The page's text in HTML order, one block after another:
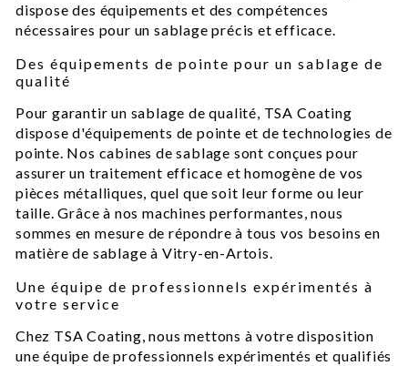
dispose des équipements et des compétences
nécessaires pour un sablage précis et efficace.
Des équipements de pointe pour un sablage de
qualité
Pour garantir un sablage de qualité, TSA Coating
dispose d'équipements de pointe et de technologies de
pointe. Nos cabines de sablage sont conçues pour
assurer un traitement efficace et homogène de vos
pièces métalliques, quel que soit leur forme ou leur
taille. Grâce à nos machines performantes, nous
sommes en mesure de répondre à tous vos besoins en
matière de sablage à Vitry-en-Artois.
Une équipe de professionnels expérimentés à
votre service
Chez TSA Coating, nous mettons à votre disposition
une équipe de professionnels expérimentés et qualifiés